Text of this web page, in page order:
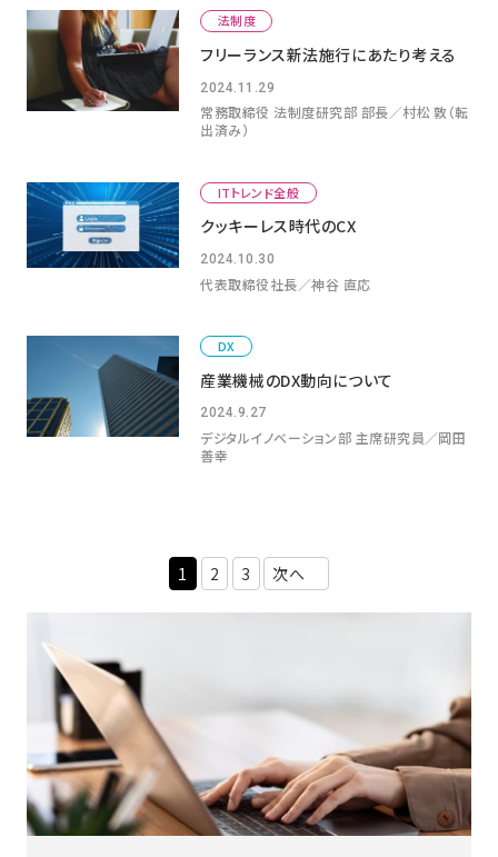
法制度
フリーランス新法施行にあたり考える
2024.11.29
常務取締役 法制度研究部 部長／村松 敦（転
出済み）
ITトレンド全般
クッキーレス時代のCX
2024.10.30
代表取締役社長／神谷 直応
DX
産業機械のDX動向について
2024.9.27
デジタルイノベーション部 主席研究員／岡田
善幸
1 2 3 次へ